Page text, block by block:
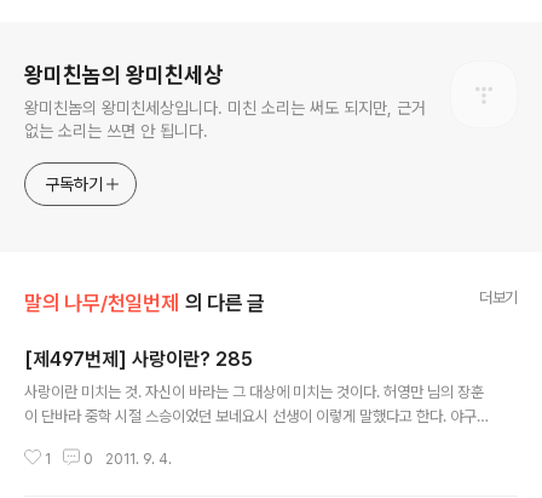
왕미친놈의 왕미친세상
왕미친놈의 왕미친세상입니다. 미친 소리는 써도 되지만, 근거
없는 소리는 쓰면 안 됩니다.
구독하기
말의 나무/천일번제 의 다른 글 더보기
[제497번제] 사랑이란? 285
사랑이란 미치는 것. 자신이 바라는 그 대상에 미치는 것이다. 허영만 님의 장훈
이 단바라 중학 시절 스승이었던 보네요시 선생이 이렇게 말했다고 한다. 야구
이렇게 말했다고 한다. 연습이 아니라 몸부림이다. … 그러지 못하면 스스로가
1 0 2011. 9. 4.